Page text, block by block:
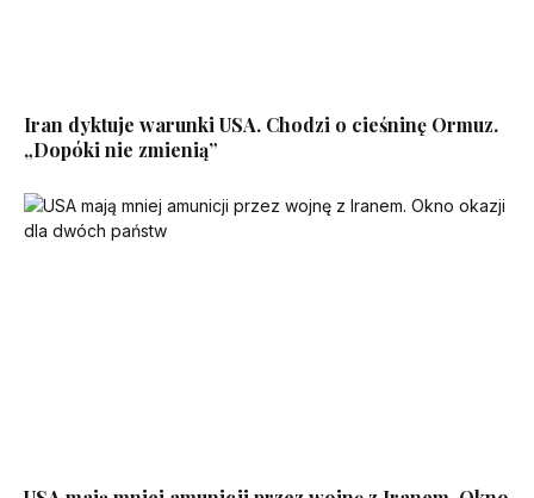
Iran dyktuje warunki USA. Chodzi o cieśninę Ormuz.
„Dopóki nie zmienią”